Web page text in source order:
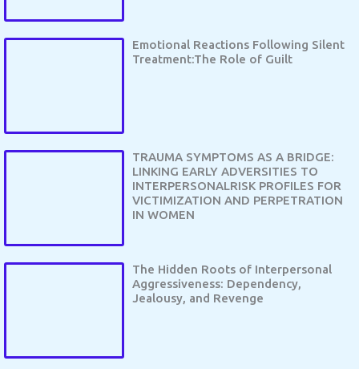
Emotional Reactions Following Silent
Treatment:The Role of Guilt
TRAUMA SYMPTOMS AS A BRIDGE:
LINKING EARLY ADVERSITIES TO
INTERPERSONALRISK PROFILES FOR
VICTIMIZATION AND PERPETRATION
IN WOMEN
The Hidden Roots of Interpersonal
Aggressiveness: Dependency,
Jealousy, and Revenge